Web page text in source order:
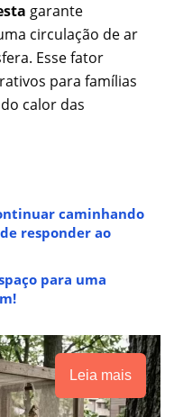
garante
circulação de ar
Esse fator
para famílias
calor das
caminhando
responder ao
para uma
Leia mais